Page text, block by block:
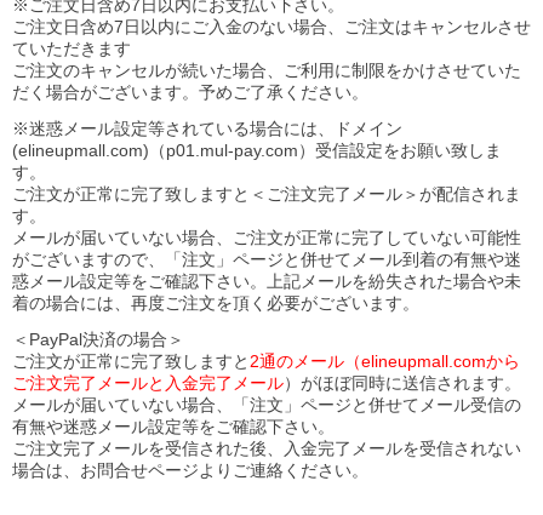
※ご注文日含め7日以内にお支払い下さい。
ご注文日含め7日以内にご入金のない場合、ご注文はキャンセルさせ
ていただきます
ご注文のキャンセルが続いた場合、ご利用に制限をかけさせていた
だく場合がございます。予めご了承ください。
※迷惑メール設定等されている場合には、ドメイン
(elineupmall.com)（p01.mul-pay.com）受信設定をお願い致しま
す。
ご注文が正常に完了致しますと＜ご注文完了メール＞が配信されま
す。
メールが届いていない場合、ご注文が正常に完了していない可能性
がございますので、「注文」ページと併せてメール到着の有無や迷
惑メール設定等をご確認下さい。
上記メールを紛失された場合や未
着の場合には、再度ご注文を頂く必要がございます。
＜PayPal決済の場合＞
ご注文が正常に完了致しますと 2通のメール（elineupmall.comから
ご注文完了メールと入金完了メール）がほぼ同時に送信されます。
メールが届いていない場合、「注文」ページと併せてメール受信の
有無や迷惑メール設定等をご確認下さい。
ご注文完了メールを受信された後、入金完了メールを受信されない
場合は、お問合せページよりご連絡ください。